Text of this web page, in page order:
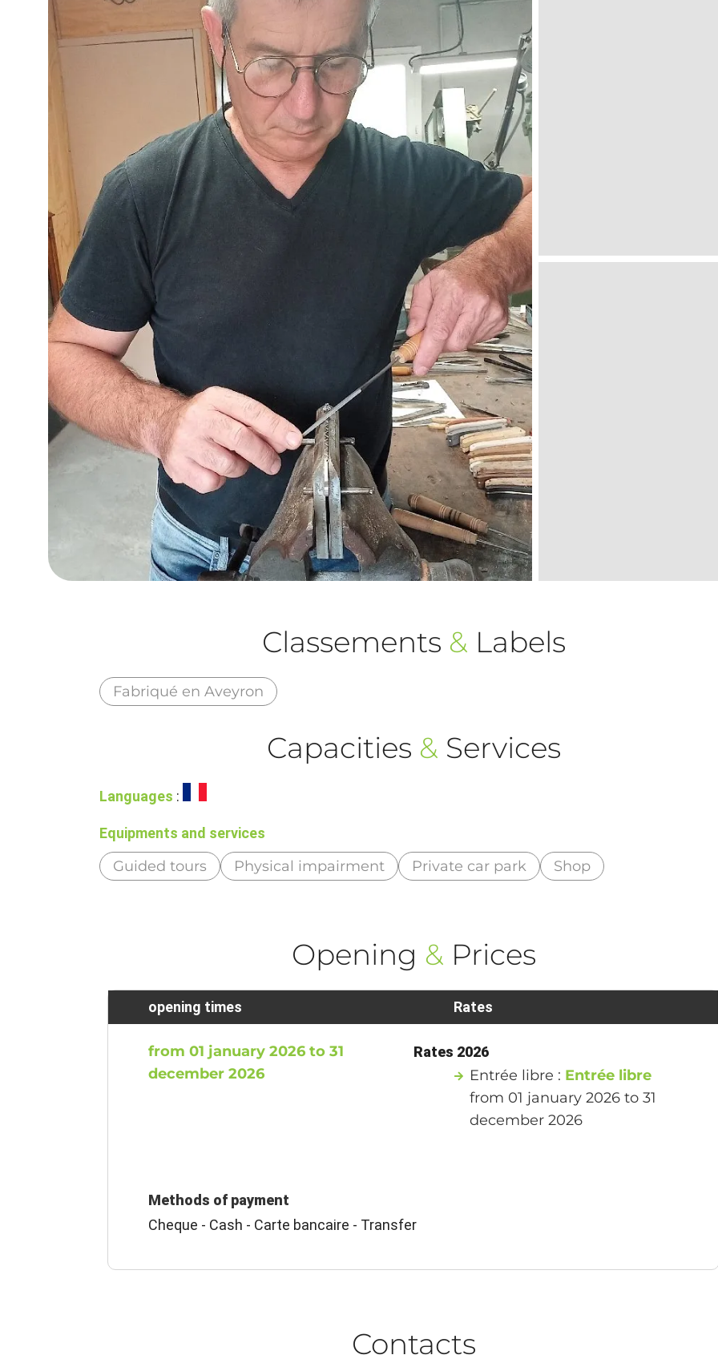
Classements & Labels
Fabriqué en Aveyron
Capacities & Services
Languages :
Equipments and services
Guided tours Physical impairment Private car park Shop
Opening & Prices
opening times
from 01 january 2026 to 31
december 2026
Rates
Rates 2026
Entrée libre : Entrée libre
from 01 january 2026 to 31
december 2026
Methods of payment
Cheque - Cash - Carte bancaire - Transfer
Contacts